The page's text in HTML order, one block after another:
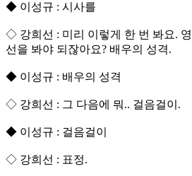
◆ 이성규 : 시사를
◇ 강희선 : 미리 이렇게 한 번 봐요.
선을 봐야 되잖아요? 배우의 성격.
◆ 이성규 : 배우의 성격
◇ 강희선 : 그 다음에 뭐.. 걸음걸이.
◆ 이성규 : 걸음걸이
◇ 강희선 : 표정.